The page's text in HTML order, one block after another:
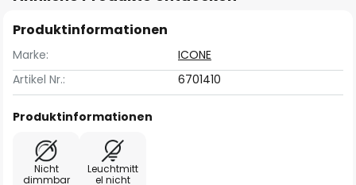
Produktinformationen
Marke:
ICONE
Artikel Nr.:
6701410
Produktinformationen
Nicht
dimmbar
Leuchtmitt
el nicht